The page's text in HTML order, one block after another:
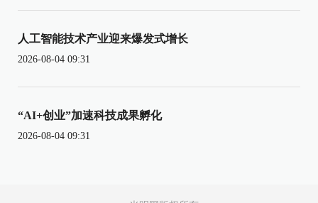
人工智能技术产业迎来爆发式增长
2026-08-04 09:31
“AI+创业”加速科技成果孵化
2026-08-04 09:31